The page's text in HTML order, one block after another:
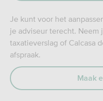
Je kunt voor het
je adviseur terecht. Neem
taxatieverslag of Calcasa
afspraak.
Maak